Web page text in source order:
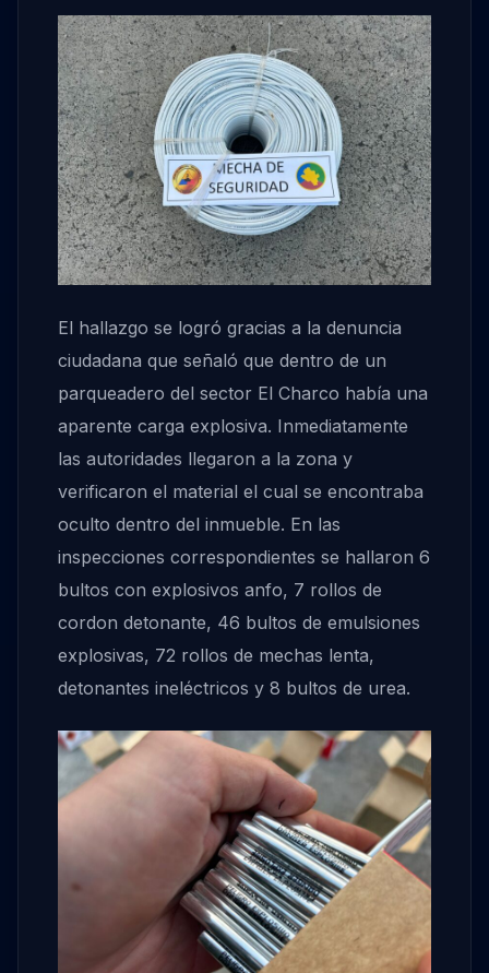
El hallazgo se logró gracias a la denuncia
ciudadana que señaló que dentro de un
parqueadero del sector El Charco había una
aparente carga explosiva. Inmediatamente
las autoridades llegaron a la zona y
verificaron el material el cual se encontraba
oculto dentro del inmueble. En las
inspecciones correspondientes se hallaron 6
bultos con explosivos anfo, 7 rollos de
cordon detonante, 46 bultos de emulsiones
explosivas, 72 rollos de mechas lenta,
detonantes ineléctricos y 8 bultos de urea.